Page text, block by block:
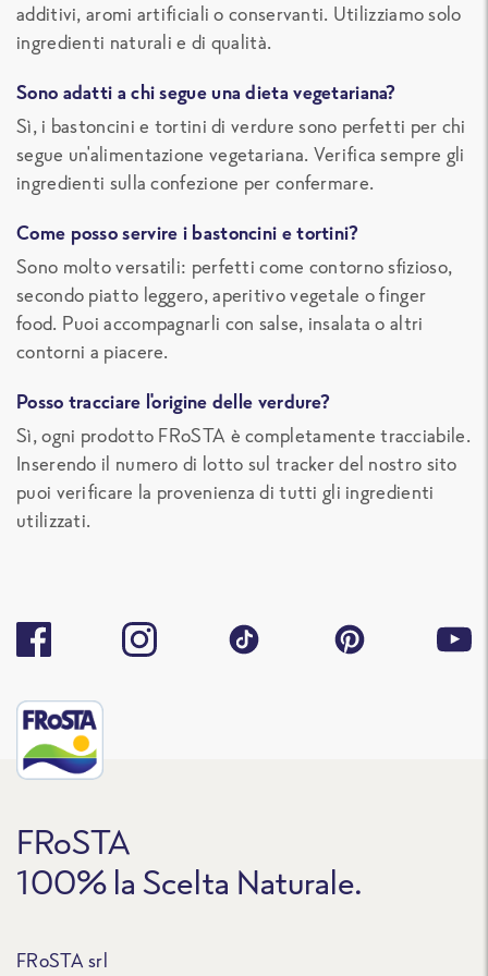
additivi, aromi artificiali o conservanti. Utilizziamo solo
ingredienti naturali e di qualità.
Sono adatti a chi segue una dieta vegetariana?
Sì, i bastoncini e tortini di verdure sono perfetti per chi
segue un'alimentazione vegetariana. Verifica sempre gli
ingredienti sulla confezione per confermare.
Come posso servire i bastoncini e tortini?
Sono molto versatili: perfetti come contorno sfizioso,
secondo piatto leggero, aperitivo vegetale o finger
food. Puoi accompagnarli con salse, insalata o altri
contorni a piacere.
Posso tracciare l'origine delle verdure?
Sì, ogni prodotto FRoSTA è completamente tracciabile.
Inserendo il numero di lotto sul tracker del nostro sito
puoi verificare la provenienza di tutti gli ingredienti
utilizzati.
FRoSTA
100% la Scelta Naturale.
FRoSTA srl